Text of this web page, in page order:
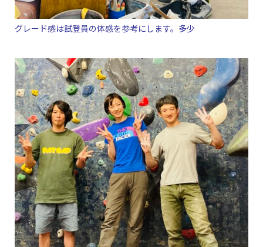
グレード感は試登員の体感を参考にします。多少